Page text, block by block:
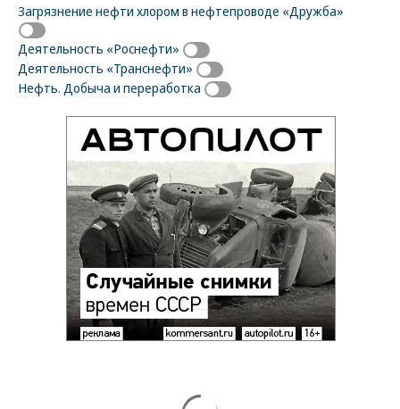
Загрязнение нефти хлором в нефтепроводе «Дружба»
Деятельность «Роснефти»
Деятельность «Транснефти»
Нефть. Добыча и переработка